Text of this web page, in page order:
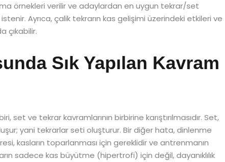
örnekleri verilir ve adaylardan en uygun tekrar/set
Ayrıca, çalik tekrarın kas gelişimi üzerindeki etkileri ve
çıkabilir.
Sık Yapılan Kavram
set ve tekrar kavramlarının birbirine karıştırılmasıdır. Set,
yani tekrarlar seti oluşturur. Bir diğer hata, dinlenme
kasların toparlanması için gereklidir ve antrenmanın
sadece kas büyütme (hipertrofi) için değil, dayanıklılık